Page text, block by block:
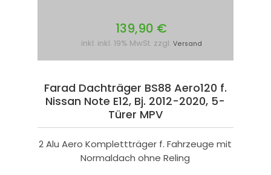
139,90 €
inkl. inkl. 19% MwSt. zzgl. Versand
Farad Dachträger BS88 Aero120 f.
Nissan Note E12, Bj. 2012-2020, 5-
Türer MPV
2 Alu Aero Komplettträger f. Fahrzeuge mit
Normaldach ohne Reling